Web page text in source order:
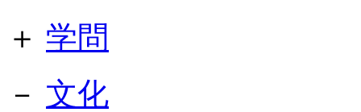
＋ 学問
－ 文化